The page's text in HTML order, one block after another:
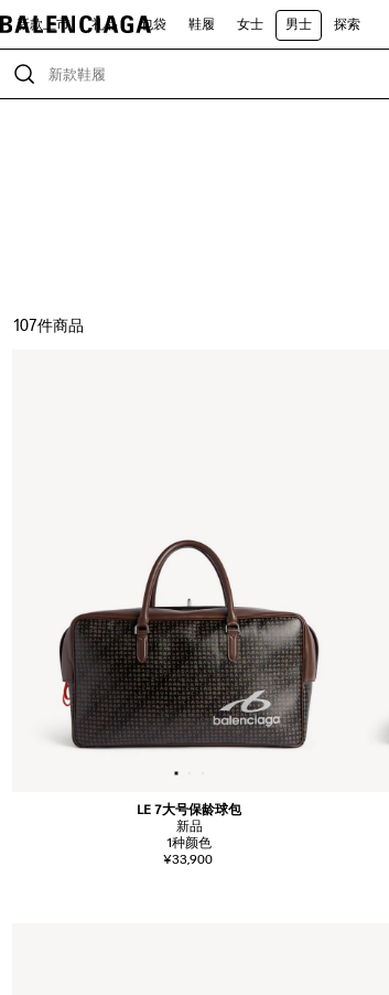
新款上市 礼品 包袋 鞋履 女士 男士 探索
107件商品
LE 7大号保龄球包
新品
1种颜色
¥33,900